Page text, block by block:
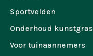
Sportvelden
Onderhoud kunstgras
Voor tuinaannemers